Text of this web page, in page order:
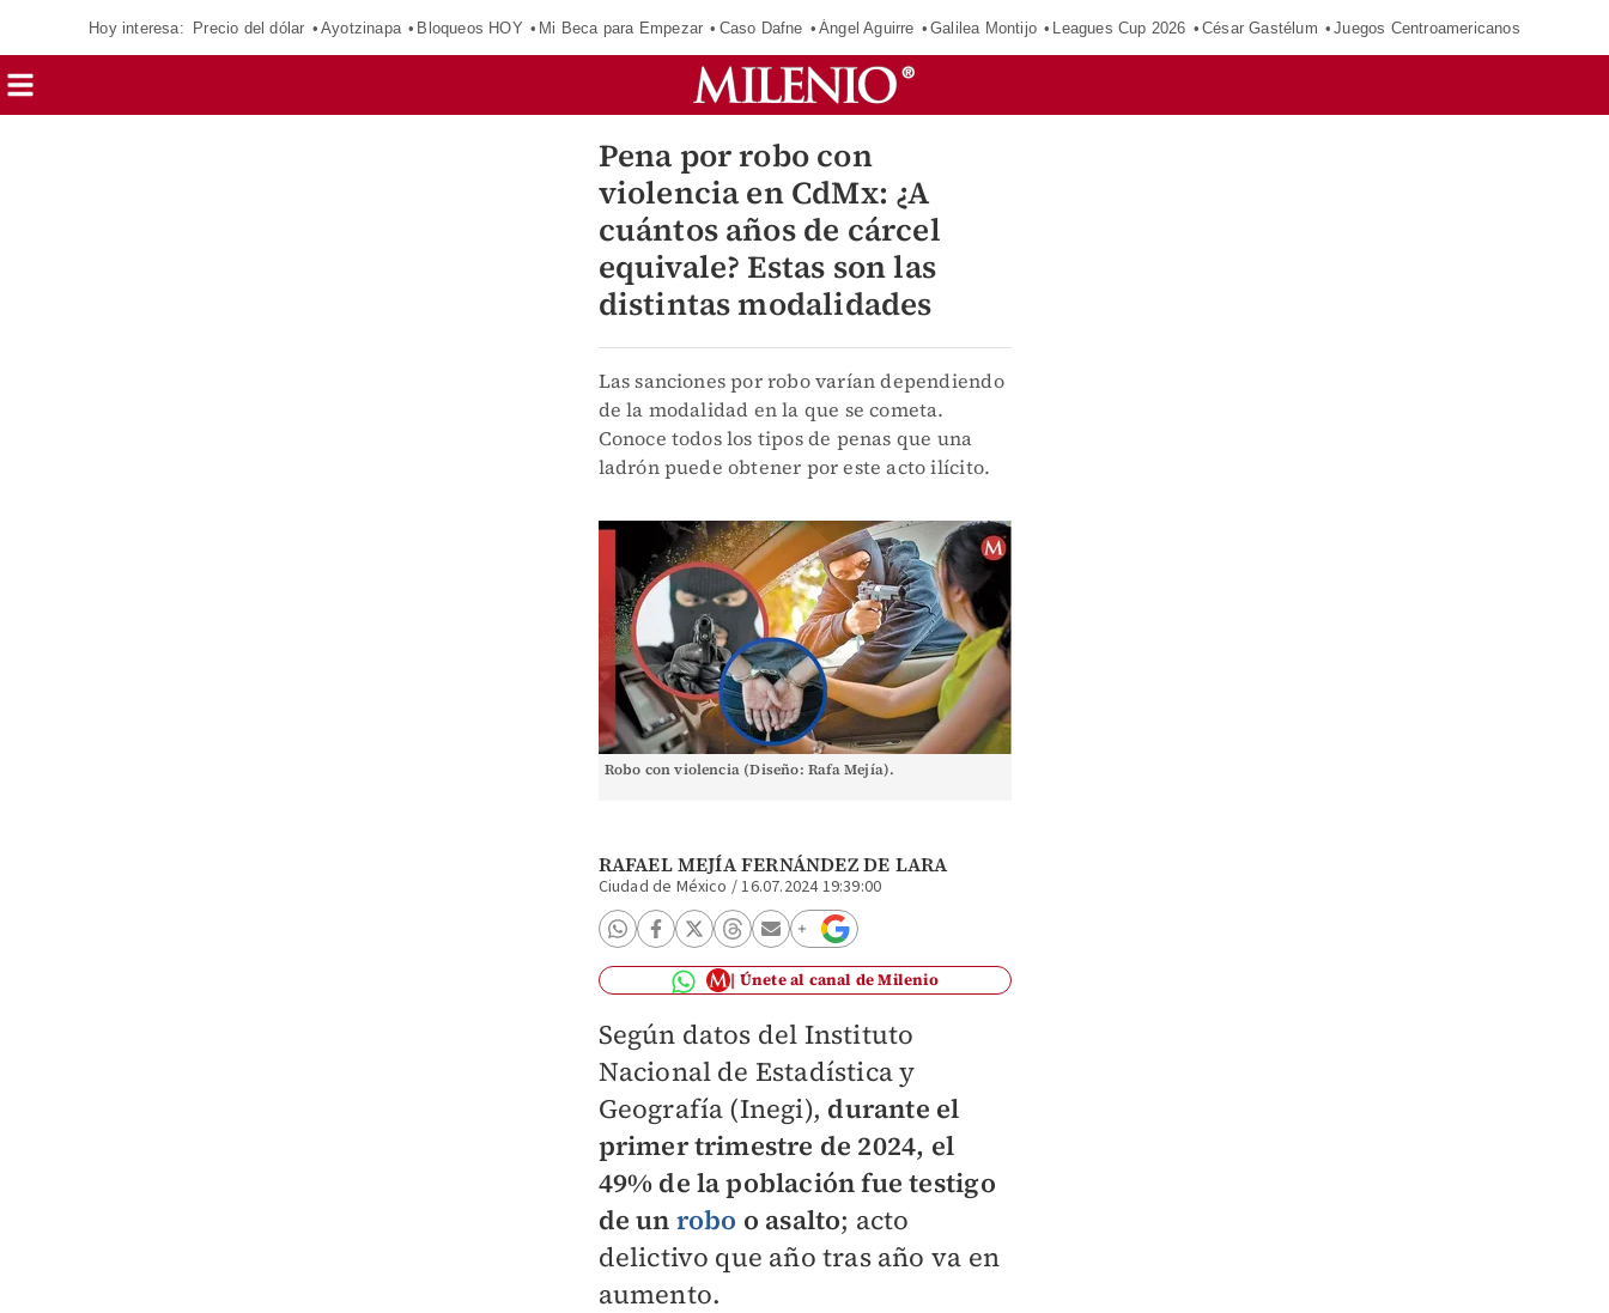
Hoy interesa: Precio del dólar Ayotzinapa Bloqueos HOY Mi Beca para Empezar Caso Dafne Ángel Aguirre Galilea Montijo Leagues Cup 2026 César Gastélum Juegos Centroamericanos
Pena por robo con
violencia en CdMx: ¿A
cuántos años de cárcel
equivale? Estas son las
distintas modalidades
Las sanciones por robo varían dependiendo
de la modalidad en la que se cometa.
Conoce todos los tipos de penas que una
ladrón puede obtener por este acto ilícito.
Robo con violencia (Diseño: Rafa Mejía).
RAFAEL MEJÍA FERNÁNDEZ DE LARA
Ciudad de México /16.07.2024 19:39:00
Únete al canal de Milenio
Según datos del Instituto
Nacional de Estadística y
Geografía (Inegi), durante el
primer trimestre de 2024, el
49% de la población fue testigo
de un robo o asalto; acto
delictivo que año tras año va en
aumento.